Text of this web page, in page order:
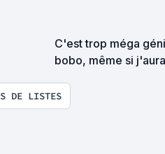
C'est trop méga
bobo, même si
participative)
DE LISTES